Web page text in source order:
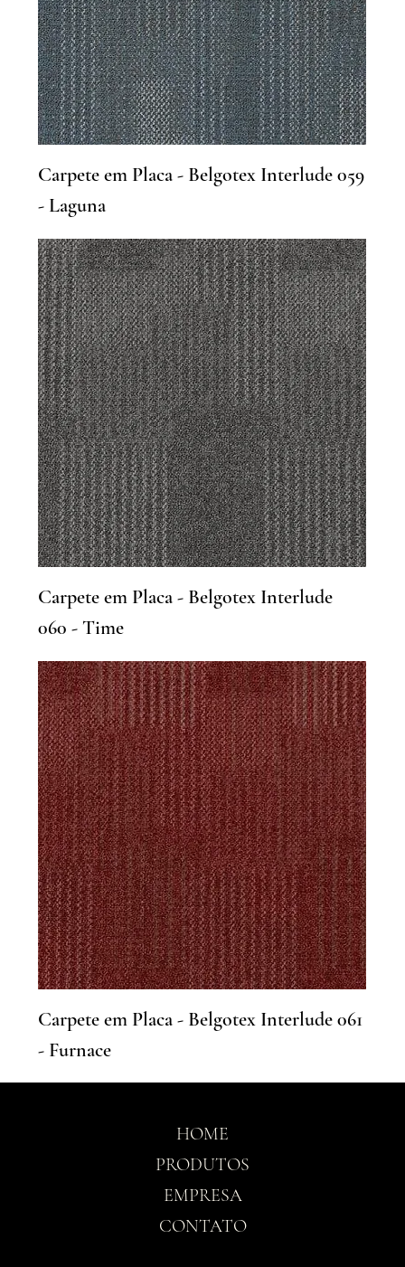
Carpete em Placa - Belgotex Interlude 059
- Laguna
Carpete em Placa - Belgotex Interlude
060 - Time
Carpete em Placa - Belgotex Interlude 061
- Furnace
HOME
PRODUTOS
EMPRESA
CONTATO